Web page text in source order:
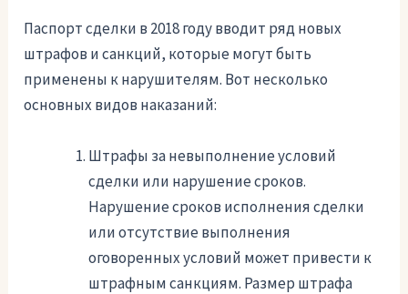
Паспорт сделки в 2018 году вводит ряд новых
штрафов и санкций, которые могут быть
применены к нарушителям. Вот несколько
основных видов наказаний:
Штрафы за невыполнение условий
сделки или нарушение сроков.
Нарушение сроков исполнения сделки
или отсутствие выполнения
оговоренных условий может привести к
штрафным санкциям. Размер штрафа